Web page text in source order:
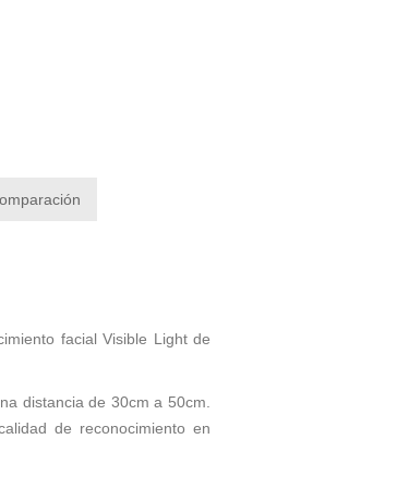
facial Visible Light de
distancia de 30cm a 50cm.
de reconocimiento en